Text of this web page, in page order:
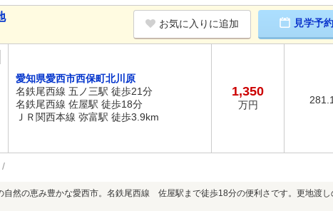
お気に入りに追加 見学予
愛知県愛西市西保町北川原
名鉄尾西線 五ノ三駅 徒歩21分
名鉄尾西線 佐屋駅 徒歩18分
ＪＲ関西本線 弥富駅 徒歩3.9km
1,350
万円
自然の恵み豊かな愛西市。名鉄尾西線 佐屋駅まで徒歩18分の便利さです。更地渡し